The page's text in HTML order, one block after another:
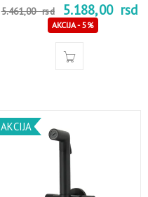
5.461,00rsd 5.188,00 rsd
AKCIJA - 5%
AKCIJA